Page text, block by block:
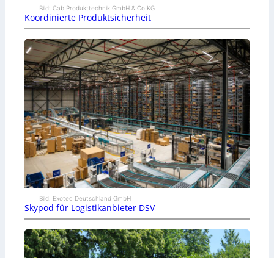
Bild: Cab Produkttechnik GmbH & Co KG
Koordinierte Produktsicherheit
Bild: Exotec Deutschland GmbH
Skypod für Logistikanbieter DSV